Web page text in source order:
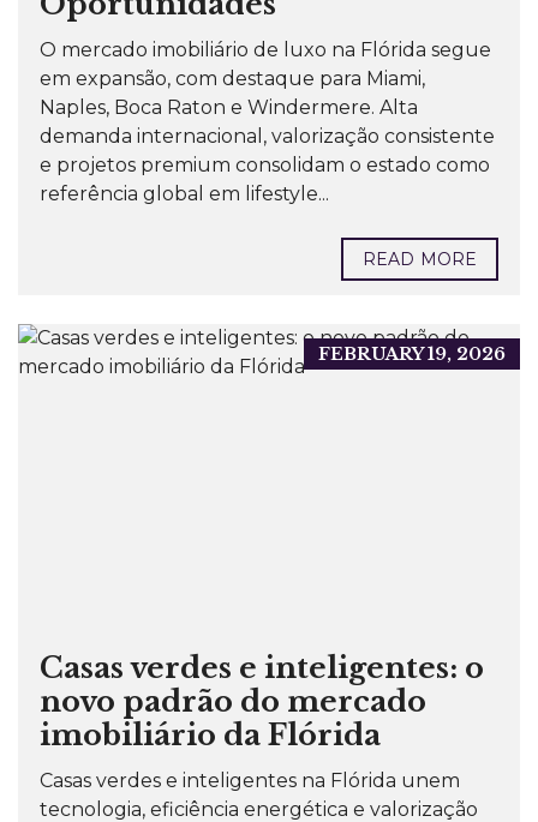
O mercado imobiliário de luxo na Flórida segue
em expansão, com destaque para Miami,
Naples, Boca Raton e Windermere. Alta
demanda internacional, valorização consistente
e projetos premium consolidam o estado como
referência global em lifestyle...
READ MORE
FEBRUARY 19, 2026
Casas verdes e inteligentes: o
novo padrão do mercado
imobiliário da Flórida
Casas verdes e inteligentes na Flórida unem
tecnologia, eficiência energética e valorização